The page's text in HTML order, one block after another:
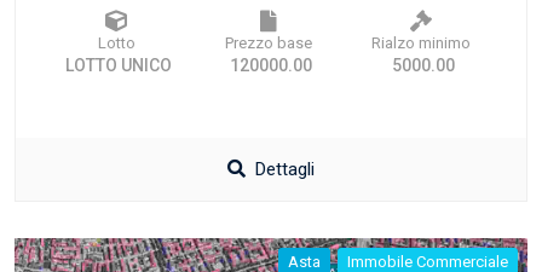
Lotto
LOTTO UNICO
Prezzo base
120000.00
Rialzo minimo
5000.00
Dettagli
Asta Immobile Commerciale